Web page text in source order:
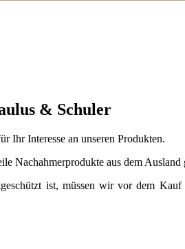
& Schuler
Ihr Interesse an unseren Produkten.
Nachahmerprodukte aus dem Ausland
ist, müssen wir vor dem Kauf